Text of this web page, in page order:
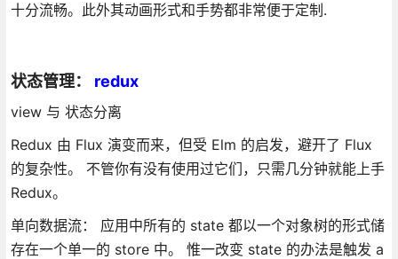
十分流畅。此外其动画形式和手势都非常便于定制.
状态管理： redux
view 与 状态分离
Redux 由 Flux 演变而来，但受 Elm 的启发，避开了 Flux
的复杂性。 不管你有没有使用过它们，只需几分钟就能上手
Redux。
单向数据流： 应用中所有的 state 都以一个对象树的形式储
存在一个单一的 store 中。 惟一改变 state 的办法是触发 a